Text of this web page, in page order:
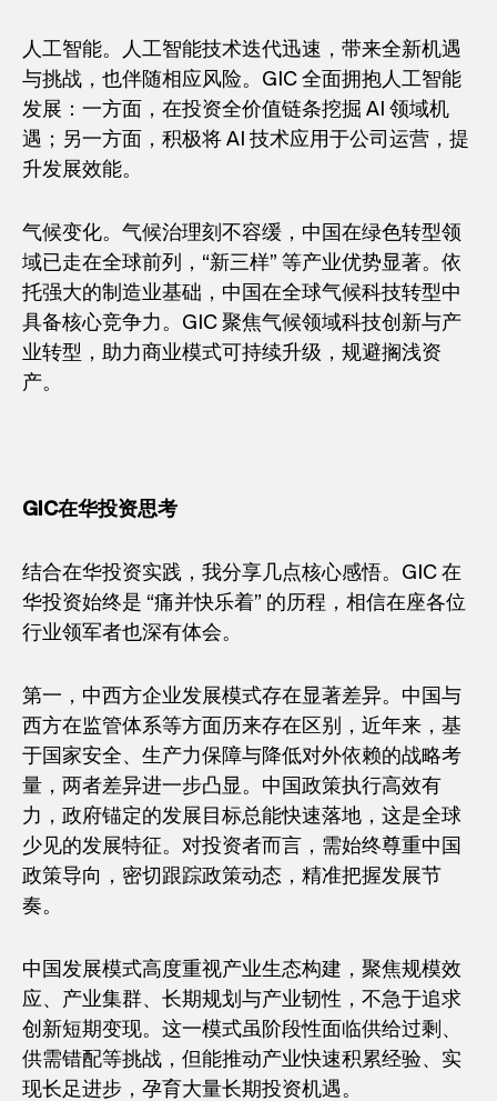
人工智能。人工智能技术迭代迅速，带来全新机遇
与挑战，也伴随相应风险。GIC 全面拥抱人工智能
发展：一方面，在投资全价值链条挖掘 AI 领域机
遇；另一方面，积极将 AI 技术应用于公司运营，提
升发展效能。
气候变化。气候治理刻不容缓，中国在绿色转型领
域已走在全球前列，“新三样” 等产业优势显著。依
托强大的制造业基础，中国在全球气候科技转型中
具备核心竞争力。GIC 聚焦气候领域科技创新与产
业转型，助力商业模式可持续升级，规避搁浅资
产。
GIC在华投资思考
结合在华投资实践，我分享几点核心感悟。GIC 在
华投资始终是 “痛并快乐着” 的历程，相信在座各位
行业领军者也深有体会。
第一，中西方企业发展模式存在显著差异。中国与
西方在监管体系等方面历来存在区别，近年来，基
于国家安全、生产力保障与降低对外依赖的战略考
量，两者差异进一步凸显。中国政策执行高效有
力，政府锚定的发展目标总能快速落地，这是全球
少见的发展特征。对投资者而言，需始终尊重中国
政策导向，密切跟踪政策动态，精准把握发展节
奏。
中国发展模式高度重视产业生态构建，聚焦规模效
应、产业集群、长期规划与产业韧性，不急于追求
创新短期变现。这一模式虽阶段性面临供给过剩、
供需错配等挑战，但能推动产业快速积累经验、实
现长足进步，孕育大量长期投资机遇。